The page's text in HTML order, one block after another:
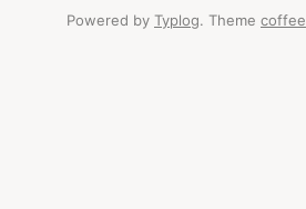
Powered by Typlog. Theme coffee